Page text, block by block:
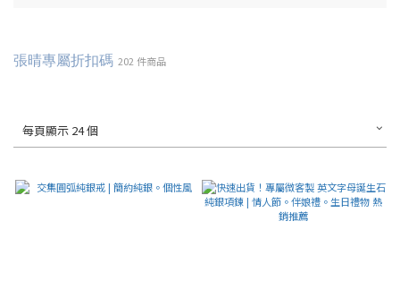
張晴專屬折扣碼 202 件商品
每頁顯示 24 個